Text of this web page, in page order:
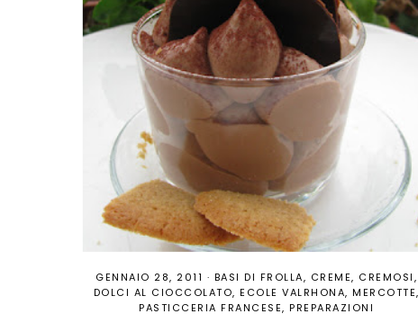
GENNAIO 28, 2011 · BASI DI FROLLA CREME CREMOSI
DOLCI AL CIOCCOLATO ECOLE VALRHONA MERCOTTE
PASTICCERIA FRANCESE PREPARAZIONI